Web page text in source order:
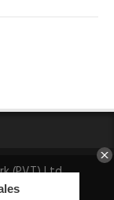
(PVT) Ltd.
Policy